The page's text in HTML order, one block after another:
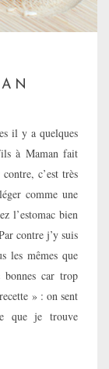
il y a quelques
à Maman fait
c’est très
comme une
l’estomac bien
contre j’y suis
les mêmes que
car trop
» : on sent
que je trouve